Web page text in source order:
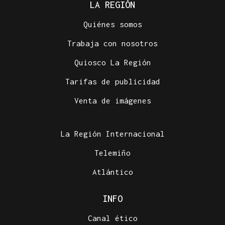
LA REGIÓN
Quiénes somos
Trabaja con nosotros
Quiosco La Región
Tarifas de publicidad
Venta de imágenes
La Región Internacional
Telemiño
Atlántico
INFO
Canal ético